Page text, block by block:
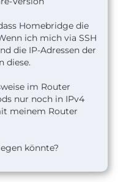
Homebridge die
ich mich via SSH
die IP-Adressen der
diese.
im Router
nur noch in IPv4
meinem Router
könnte?